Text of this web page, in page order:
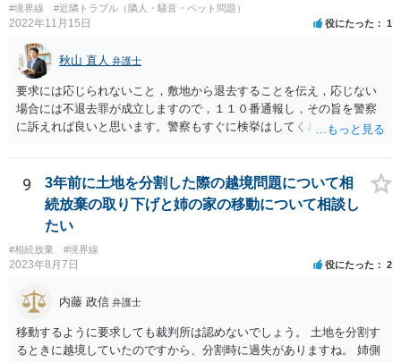
まいますが）この同意を得ている旨虚偽の申請を行い、建築許可を得
たのかもしれません。 近隣住民の同意は必須の要件ではないため、直
ちに建築確認自体が取り消されるわけではございませんが、虚偽の申
請を行ったことについて申請者の責任を追及する余地はあろうかと存
じます。 お話をお聞きする限り、相手方のやり口は非常に強引かつ高
圧的で、相談者様が恐怖を感じるのは無理もないことかと思います。
相手方の態度を見ていると、無理矢理塀を破壊して建築工事を強行す
るおそれすらあるように思われますので、相手方に、塀の取り壊しに
取った」ということについて説明を求める旨を記載した通知書を送り
付けるとともに、行政にも相談するのがよろしいかと存じます。 ま
た、相談者様が弁護士に依頼することで、相手方との交渉は全て弁護
士に任せることができ、相手方と話さなければならないという精神的
なご負担をなくすこともできます。 相手方に恐怖を感じ、ご自身で話
し合いを行うことができそうにないようでしたら、一度弁護士に依頼
れば幸いです。
#境界線 #近隣トラブル（隣人・騒音・ペット問題）
2022年11月15日 役にたった 1
秋山 直人 弁護士
要求には応じられないこと，敷地から退去することを伝え，応じない
場合には不退去罪が成立しますので，１１０番通報し，その旨を警察
に訴えれば良いと思います。警察もすぐに検挙はしてくれませんが，
います。 弁護士には，不当要求の拒絶ということで依頼すれば良いと
思います。不当要求には「落としどころ」は存在しません。明確に要
求を拒絶し，不満なら裁判所で解決するように伝えるべきです（不当
要求してくる相手は，実際に裁判所に訴えることは少ないですが）
9
3年前に土地を分割した際の越境問題について相
続放棄の取り下げと姉の家の移動について相談し
たい
#相続放棄 #境界線
2023年8月7日 役にたった 2
内藤 政信 弁護士
移動するように要求しても裁判所は認めないでしょう。 土地を分割す
るときに越境していたのですから、分割時に過失がありますね。 姉側